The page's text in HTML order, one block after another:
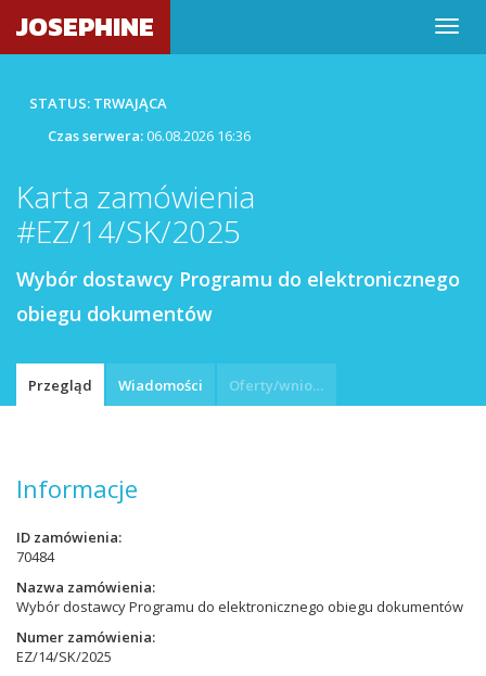
JOSEPHINE
STATUS: TRWAJĄCA
Czas serwera:06.08.2026 16:36
Karta zamówienia
#EZ/14/SK/2025
Wybór dostawcy Programu do elektronicznego
obiegu dokumentów
Przegląd Wiadomości Oferty/wnioski
Informacje
ID zamówienia
70484
Nazwa zamówienia
Wybór dostawcy Programu do elektronicznego obiegu dokumentów
Numer zamówienia
EZ/14/SK/2025